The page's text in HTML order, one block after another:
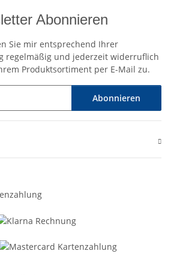
Abonnieren
Sie mir entsprechend Ihrer
regelmäßig und jederzeit widerruflich
Produktsortiment per E-Mail zu.
Abonnieren